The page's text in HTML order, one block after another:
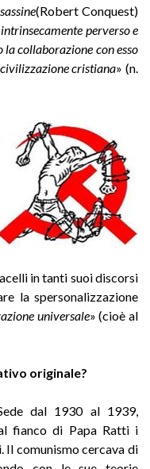
(Robert Conquest)
perverso e
la collaborazione con esso
cristiana» (n.
in tanti suoi discorsi
la spersonalizzazione
universale» (cioè al
originale?
dal 1930 al 1939,
fianco di Papa Ratti i
Il comunismo cercava di